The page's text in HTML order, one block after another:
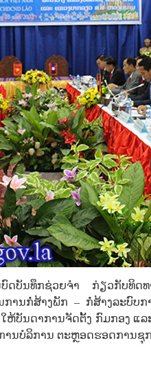
ນບົດບັນທຶກຊ່ວຍຈຳ ກ່ຽວກັບ
ນກໍ່ສ້າງພັກ – ກໍ່ສ້າງລະບົບກ
ຫ້ບັນດາການຈັດຕັ້ງ ກົມກອງ ແ
ານບໍລິການ ຕະຫຼອດຮອດການຊຸ